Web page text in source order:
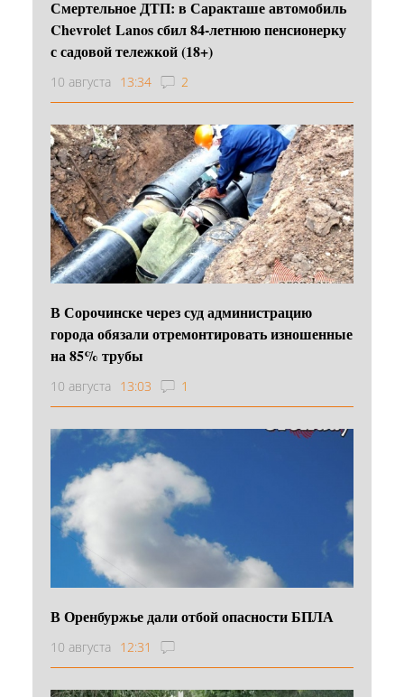
Смертельное ДТП: в Саракташе автомобиль
Chevrolet Lanos сбил 84-летнюю пенсионерку
с садовой тележкой (18+)
10 августа 13:34 2
В Сорочинске через суд администрацию
города обязали отремонтировать изношенные
на 85% трубы
10 августа 13:03 1
В Оренбуржье дали отбой опасности БПЛА
10 августа 12:31